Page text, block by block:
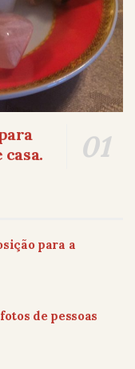
para a
de pessoas